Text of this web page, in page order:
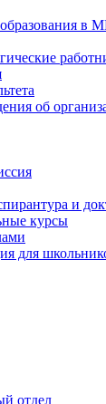
в
об
и
курсы
для
отдел